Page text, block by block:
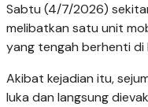
Sabtu (4/7/2026)
melibatkan satu unit
yang tengah berhenti di
Akibat kejadian itu,
luka dan langsung